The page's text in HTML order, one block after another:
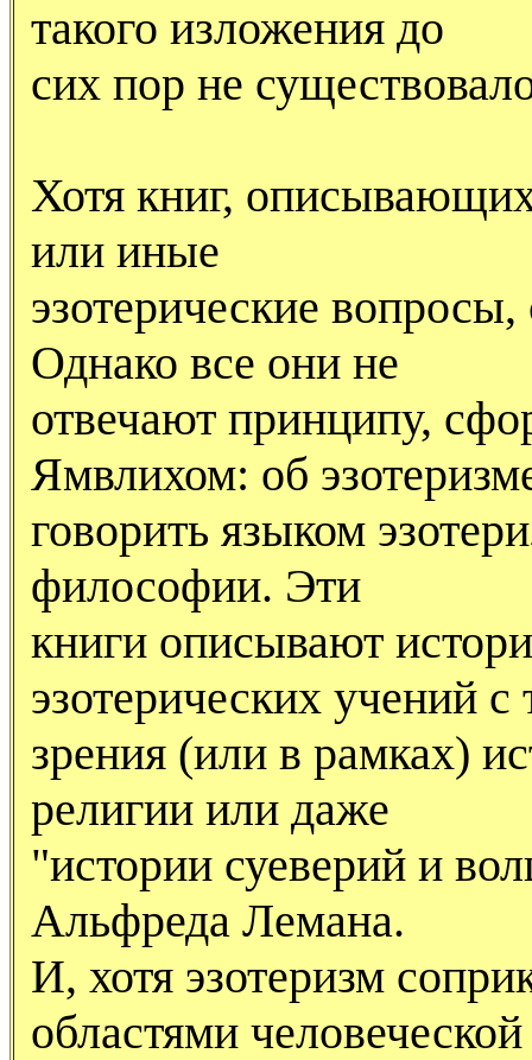
такого изложения до
сих пор не
Хотя книг,
или иные
эзотерические
Однако все они не
отвечают принципу,
Ямвлихом: об
говорить языком
философии. Эти
книги описывают
эзотерических учений с
зрения (или в рамках)
религии или даже
"истории суеверий и
Альфреда Лемана.
И, хотя эзотеризм
областями человеческой